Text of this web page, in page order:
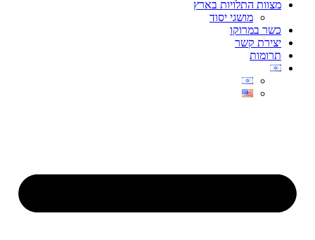
מצוות התלויות בארץ
מושגי יסוד
כשר במרוקו
יצירת קשר
תרומות